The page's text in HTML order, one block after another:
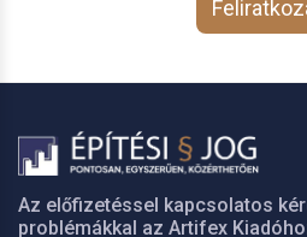
Az előfizetéssel kapcsolatos
problémákkal az Artifex